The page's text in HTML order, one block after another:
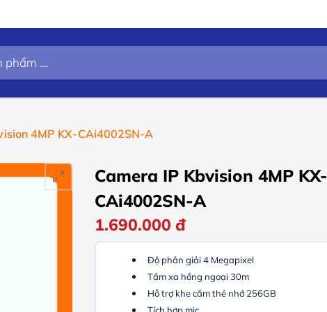
4MP KX-CAi4002SN-A
Camera IP Kbvision 4MP KX-
CAi4002SN-A
1.690.000đ
Độ phân giải 4 Megapixel
Tầm xa hồng ngoại 30m
Hỗ trợ khe cắm thẻ nhớ 256GB